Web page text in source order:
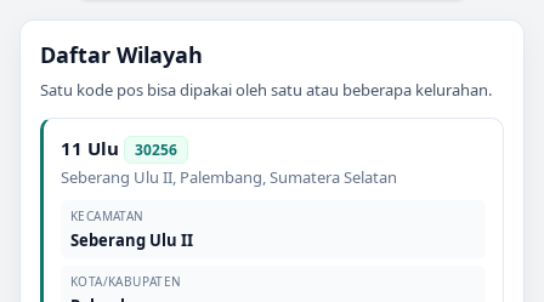
Daftar Wilayah
Satu kode pos bisa dipakai oleh satu atau beberapa kelurahan.
11 Ulu 30256
Seberang Ulu II, Palembang,Sumatera Selatan
KECAMATAN
Seberang Ulu II
KOTA/KABUPATEN